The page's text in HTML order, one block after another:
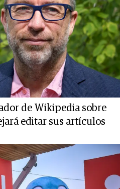
de Wikipedia sobre
editar sus artículos